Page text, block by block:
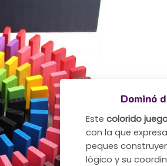
Dominó
Este colorido
con la que
peques
lógico y su